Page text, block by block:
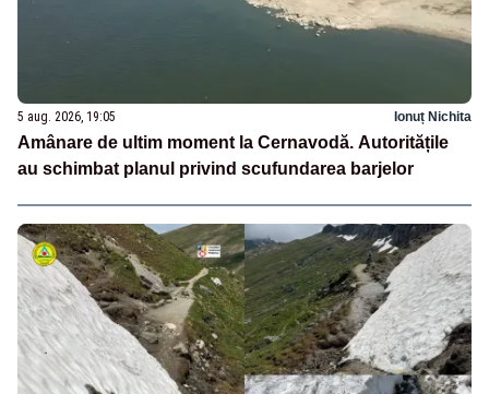
5 aug. 2026, 19:05 Ionuț Nichita
Amânare de ultim moment la Cernavodă. Autoritățile
au schimbat planul privind scufundarea barjelor